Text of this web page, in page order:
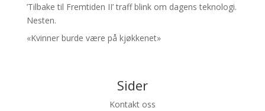
’Tilbake til Fremtiden II’ traff blink om dagens teknologi.
Nesten.
«Kvinner burde være på kjøkkenet»
Sider
Kontakt oss